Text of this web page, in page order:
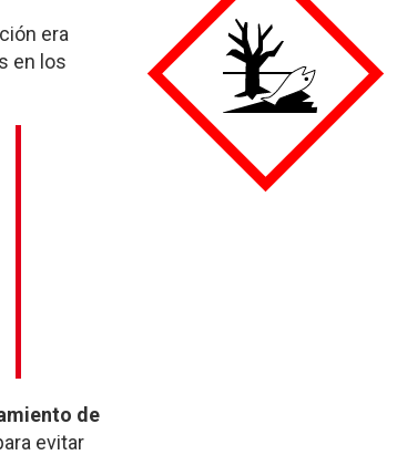
era
en los
de
evitar